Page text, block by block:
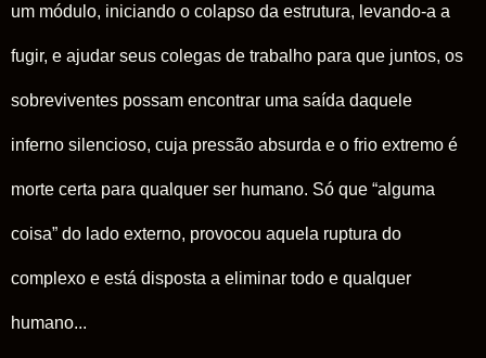
um módulo, iniciando o colapso da estrutura, levando-a a
fugir, e ajudar seus colegas de trabalho para que juntos, os
sobreviventes possam encontrar uma saída daquele
inferno silencioso, cuja pressão absurda e o frio extremo é
morte certa para qualquer ser humano. Só que “alguma
coisa” do lado externo, provocou aquela ruptura do
complexo e está disposta a eliminar todo e qualquer
humano...